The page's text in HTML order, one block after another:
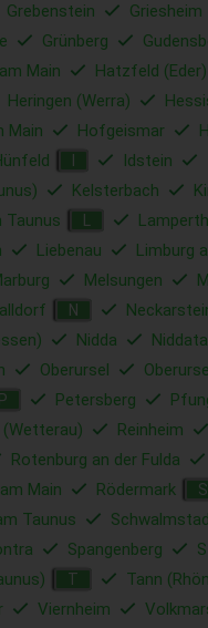
Grebenstein Griesheim
Grünberg
Main
Hatzfeld (Eder)
Heringen (Werra)
Main
Hofgeismar
Idstein
Kelsterbach
Taunus
Liebenau Limburg
Melsungen
N
Nidda
Oberursel
P Petersberg
(Wetterau)
Reinheim
Rotenburg an der Fulda
Main
Rödermark S
Taunus
Spangenberg
T Tann
Viernheim